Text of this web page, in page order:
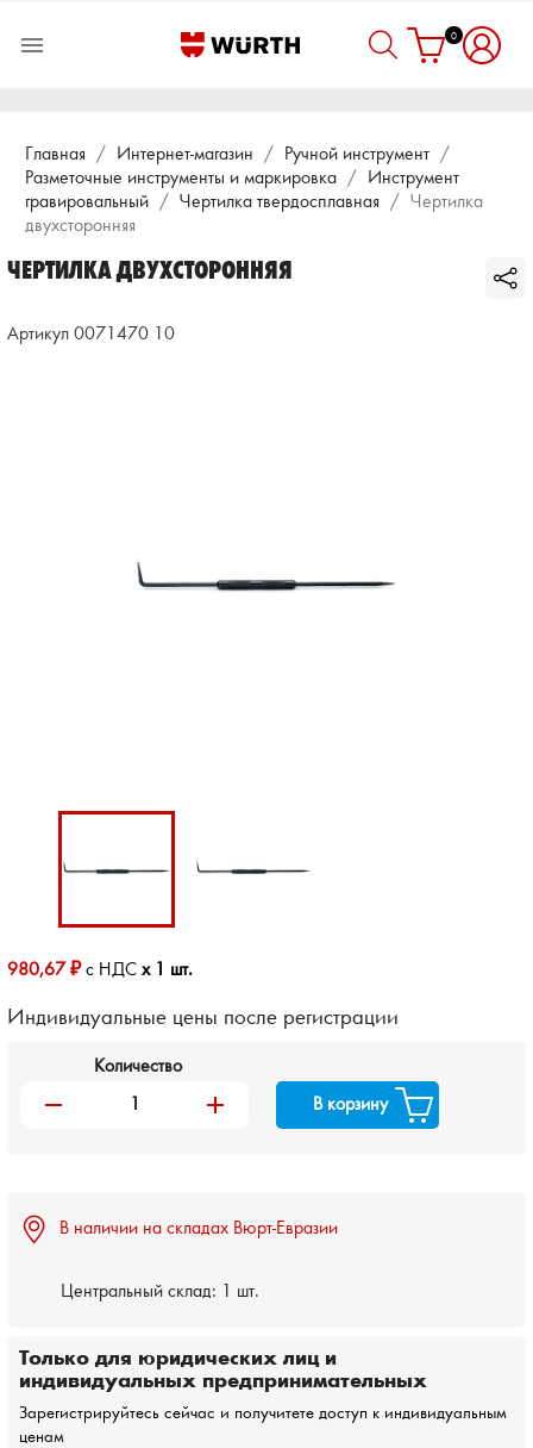
 0
Главная Интернет-магазин
Ручной инструмент
Разметочные инструменты и маркировка
Инструмент
гравировальный
Чертилка твердосплавная
Чертилка
двухсторонняя
ЧЕРТИЛКА ДВУХСТОРОННЯЯ
Артикул 0071470 10
980,67 ₽с НДСx 1 шт.
Индивидуальные цены после регистрации
Количество
remove add В корзину
В наличии на складах Вюрт-Евразии
Центральный склад: 1 шт.
Только для юридических лиц и
индивидуальных предпринимательных
Зарегистрируйтесь сейчас и получитете доступ к индивидуальным
ценам